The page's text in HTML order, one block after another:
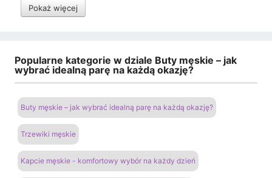
Pokaż więcej
Popularne kategorie w dziale Buty męskie – jak
wybrać idealną parę na każdą okazję?
Buty męskie – jak wybrać idealną parę na każdą okazję?
Trzewiki męskie
Kapcie męskie - komfortowy wybór na każdy dzień